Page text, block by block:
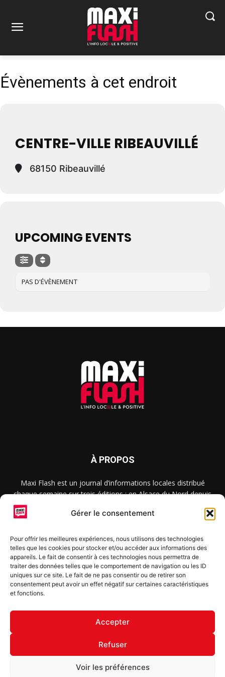
Gérer le consentement
Pour offrir les meilleures expériences, nous utilisons des technologies
telles que les cookies pour stocker et/ou accéder aux informations des
appareils. Le fait de consentir à ces technologies nous permettra de
traiter des données telles que le comportement de navigation ou les ID
uniques sur ce site. Le fait de ne pas consentir ou de retirer son
consentement peut avoir un effet négatif sur certaines caractéristiques
et fonctions.
Accepter
Refuser
Voir les préférences
Évènements à cet endroit
CENTRE-VILLE RIBEAUVILLÉ
68150 Ribeauvillé
UPCOMING EVENTS
PAS D'ÉVÈNEMENT
À PROPOS
Maxi Flash est un journal d’informations locales distribué
chaque semaine sur trois éditions : en Alsace du Nord depuis
2015, dans les secteurs d’Obernai-Molsheim-Erstein depuis
2022, et à Colmar, Vignoble et Plaine depuis 2023.
SUIVEZ-NOUS
S'inscrire à la newsletter
© Copyright © 2022 Maxi Flash